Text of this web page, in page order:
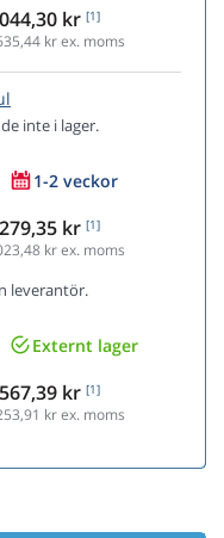
kr [1]
kr ex. moms
inte i lager.
1-2 veckor
kr [1]
kr ex. moms
leverantör.
Externt lager
kr [1]
kr ex. moms